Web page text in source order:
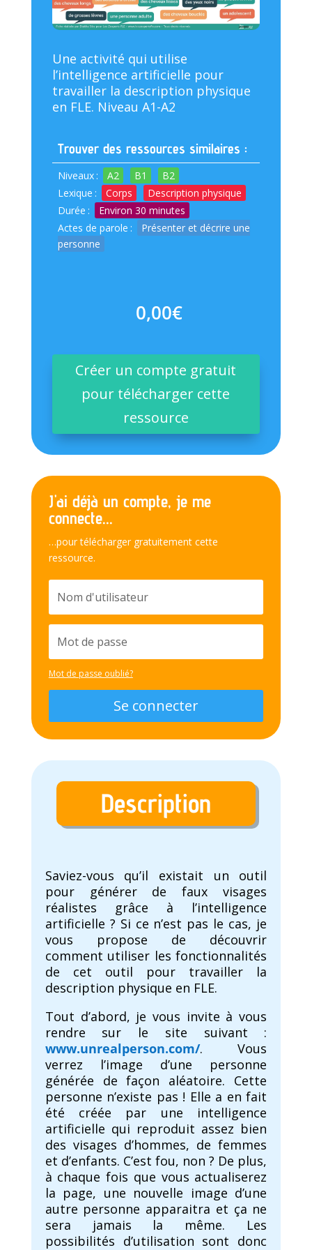
Une activité qui utilise
l’intelligence artificielle pour
travailler la description physique
en FLE. Niveau A1-A2
Trouver des ressources similaires :
Niveaux : A2 B1
B2
Lexique : Corps
Description physique
Durée :
Environ 30 minutes
Actes de parole :
Présenter et décrire une
personne
0,00€
Créer un compte gratuit
pour télécharger cette
ressource
J'ai déjà un compte, je me
connecte...
…pour télécharger gratuitement cette
ressource.
Mot de passe oublié?
Se connecter
Description
Saviez-vous qu’il existait un outil
pour générer de faux visages
réalistes grâce à l’intelligence
artificielle ? Si ce n’est pas le cas, je
vous propose de découvrir
comment utiliser les fonctionnalités
de cet outil pour travailler la
description physique en FLE.
Tout d’abord, je vous invite à vous
rendre sur le site suivant :
www.unrealperson.com/. Vous
verrez l’image d’une personne
générée de façon aléatoire. Cette
personne n’existe pas ! Elle a en fait
été créée par une intelligence
artificielle qui reproduit assez bien
des visages d’hommes, de femmes
et d’enfants. C’est fou, non ? De plus,
à chaque fois que vous actualiserez
la page, une nouvelle image d’une
autre personne apparaitra et ça ne
sera jamais la même. Les
possibilités d’utilisation sont donc